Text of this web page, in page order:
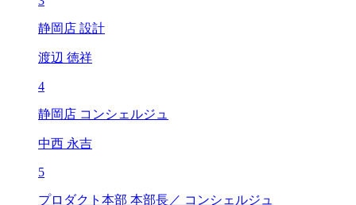
静岡店 設計
渡辺 徳祥
4
静岡店 コンシェルジュ
中西 永吉
5
プロダクト本部 本部長／ コンシェルジュ